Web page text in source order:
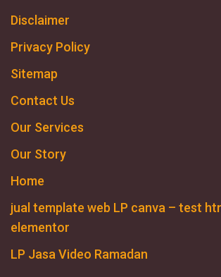
Disclaimer
Privacy Policy
Sitemap
Contact Us
Our Services
Our Story
Home
jual template web LP canva – test
elementor
LP Jasa Video Ramadan